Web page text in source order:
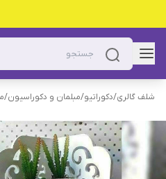
شلف گالری/دکوراتیو/مبلمان و دکوراسیون/